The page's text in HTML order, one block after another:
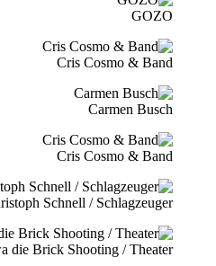
GOZO
Cris Cosmo & Band
Carmen Busch
Cris Cosmo & Band
Schnell / Schlagzeuger
die Brick Shooting / Theater